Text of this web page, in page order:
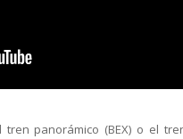
panorámico (BEX) o el